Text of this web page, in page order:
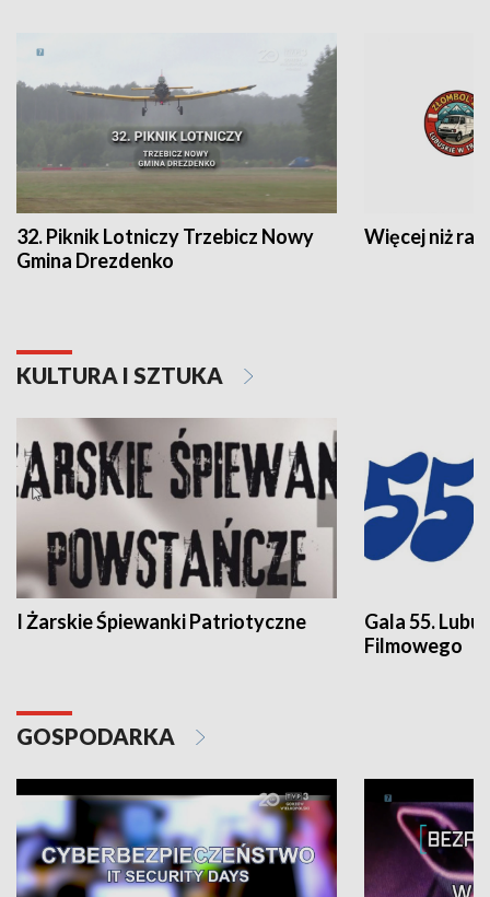
32. Piknik Lotniczy Trzebicz Nowy
Gmina Drezdenko
Więcej niż rajd
KULTURA I SZTUKA
I Żarskie Śpiewanki Patriotyczne
Gala 55.
Filmowego
GOSPODARKA